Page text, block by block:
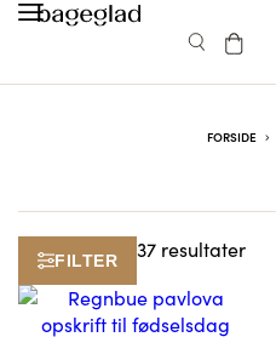
FORSIDE
FILTER 37 resultater